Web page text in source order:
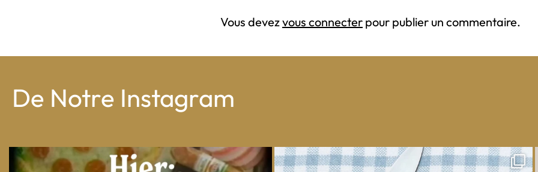
Vous devezvous connecter pour publier un commentaire.
De Notre Instagram
From wood-paneled basements to candlelit condo...
One whole Mastro® Cacciatore Salami, so many